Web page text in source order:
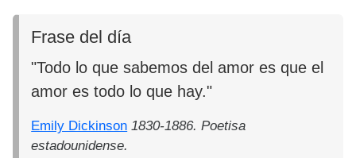
Frase del día
"Todo lo que sabemos del amor es que el
amor es todo lo que hay."
Emily Dickinson 1830-1886. Poetisa
estadounidense.